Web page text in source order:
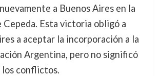
a Buenos Aires en la
Cepeda. Esta victoria obligó a
a aceptar la incorporación a la
Argentina, pero no significó
los conflictos.